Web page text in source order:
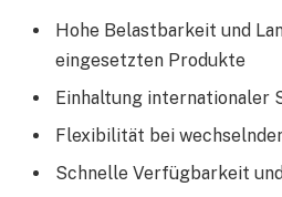
Hohe Belastbarkeit und
eingesetzten Produkte
Einhaltung internationaler
Flexibilität bei
Schnelle Verfügbarkeit